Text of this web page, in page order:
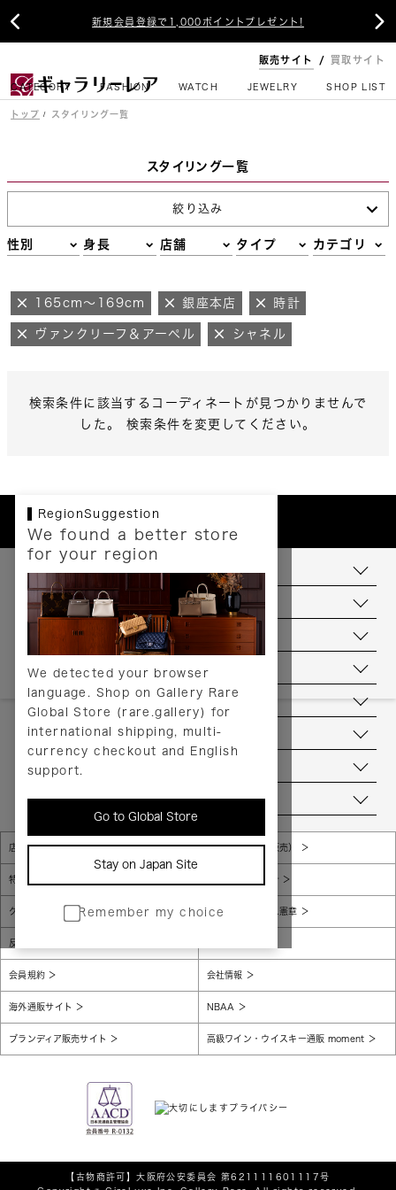
新規会員登録で1,000ポイントプレゼント!
 
販売サイト 買取サイト
CATEGORY FASHION WATCH JEWELRY SHOP LIST
トップ スタイリング一覧
スタイリング一覧
絞り込み
性別 身長 店舗 タイプ カテゴリ
165cm～169cm 銀座本店 時計
ヴァンクリーフ＆アーペル シャネル
検索条件に該当するコーディネートが見つかりませんで
した。 検索条件を変更してください。
RegionSuggestion
We found a better store
for your region
We detected your browser
language. Shop on Gallery Rare
Global Store (rare.gallery) for
international shipping, multi-
currency checkout and English
support.
Go to Global Store
Stay on Japan Site
Remember my choice
お支払いについて
配送について
送料について
返品について
ヘルプ
お問い合わせ
当店について
店舗一覧 販売規約（店頭販売）
特定商取引法に基づく表示 個人情報保護方針
グローバルプライバシーポリシー コンプライアンス憲章
反社会的勢力に対する基本方針
会員規約 会社情報
海外通販サイト NBAA
ブランディア販売サイト 高級ワイン・ウイスキー通販 moment
【古物商許可】大阪府公安委員会 第621111601117号